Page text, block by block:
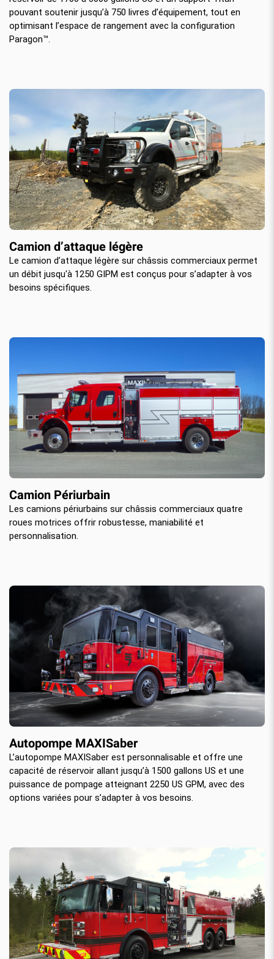
pouvant soutenir jusqu’à 750 livres d’équipement, tout en
optimisant l’espace de rangement avec la configuration
Paragon™.
Camion d’attaque légère
Le camion d’attaque légère sur châssis commerciaux permet
un débit jusqu'à 1250 GIPM est conçus pour s’adapter à vos
besoins spécifiques.
Camion Périurbain
Les camions périurbains sur châssis commerciaux quatre
roues motrices offrir robustesse, maniabilité et
personnalisation.
Autopompe MAXISaber
L’autopompe MAXISaber est personnalisable et offre une
capacité de réservoir allant jusqu’à 1500 gallons US et une
puissance de pompage atteignant 2250 US GPM, avec des
options variées pour s’adapter à vos besoins.